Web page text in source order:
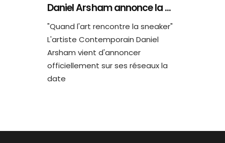
Daniel Arsham annonce la ...
"Quand l'art rencontre la sneaker"
L'artiste Contemporain Daniel
Arsham vient d'annoncer
officiellement sur ses réseaux la
date